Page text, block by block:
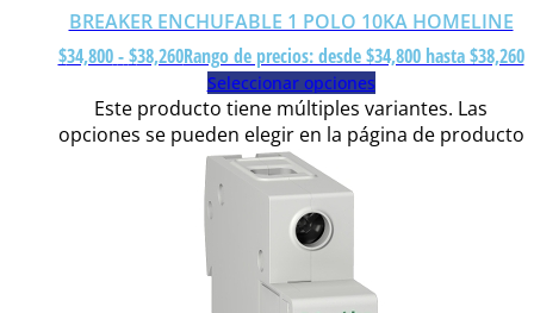
BREAKER ENCHUFABLE 1 POLO 10KA HOMELINE
$34,800 - $38,260Rango de precios: desde $34,800 hasta $38,260
Seleccionar opciones
Este producto tiene múltiples variantes. Las
opciones se pueden elegir en la página de producto